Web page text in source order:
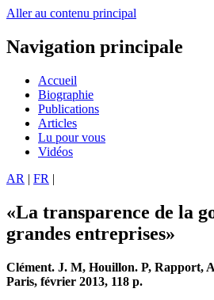
Aller au contenu principal
Navigation principale
Accueil
Biographie
Publications
Articles
Lu pour vous
Vidéos
AR | FR |
«La transparence de la
grandes entreprises»
Clément. J. M, Houillon. P, Rapport,
Paris, février 2013, 118 p.